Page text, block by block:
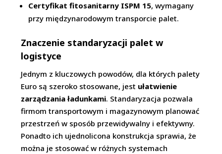
Certyfikat fitosanitarny ISPM 15, wymagany
przy międzynarodowym transporcie palet.
Znaczenie standaryzacji palet w
logistyce
Jednym z kluczowych powodów, dla których palety
Euro są szeroko stosowane, jest ułatwienie
zarządzania ładunkami. Standaryzacja pozwala
firmom transportowym i magazynowym planować
przestrzeń w sposób przewidywalny i efektywny.
Ponadto ich ujednolicona konstrukcja sprawia, że
można je stosować w różnych systemach